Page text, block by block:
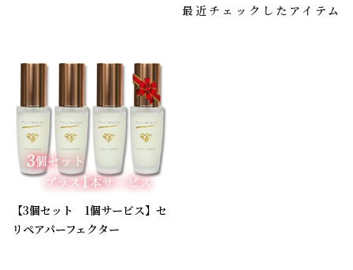
最近チェックしたアイテム
【3個セット 1個サービス】セ
リペアパーフェクター